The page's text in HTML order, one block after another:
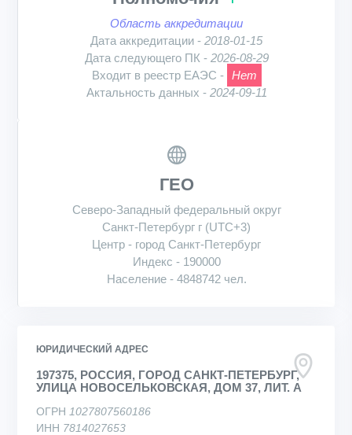
Область аккредитации
Дата аккредитации - 2018-01-15
Дата следующего ПК - 2026-08-29
Входит в реестр ЕАЭС - Нет
Актальность данных - 2024-09-11
ГЕО
Северо-Западный федеральный округ
Санкт-Петербург г (UTC+3)
Центр - город Санкт-Петербург
Индекс - 190000
Население - 4848742 чел.
ЮРИДИЧЕСКИЙ АДРЕС
197375, РОССИЯ, ГОРОД САНКТ-ПЕТЕРБУРГ,
УЛИЦА НОВОСЕЛЬКОВСКАЯ, ДОМ 37, ЛИТ. А
ОГРН 1027807560186
ИНН 7814027653